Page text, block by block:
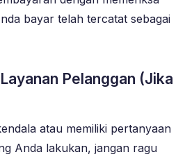
bayar telah tercatat sebagai
Pelanggan (Jika
atau memiliki pertanyaan
Anda lakukan, jangan ragu